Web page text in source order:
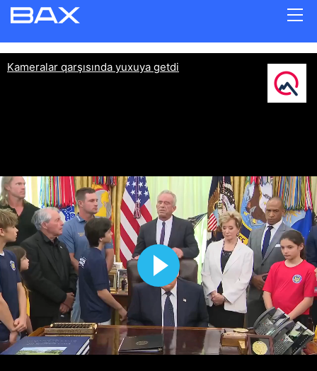
Kameralar qarşısında yuxuya